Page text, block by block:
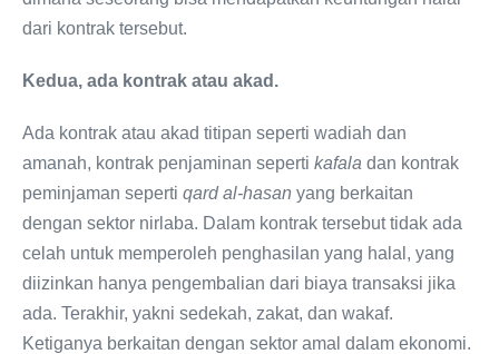
dari kontrak tersebut.
Kedua, ada kontrak atau akad.
Ada kontrak atau akad titipan seperti wadiah dan
amanah, kontrak penjaminan seperti kafala dan kontrak
peminjaman seperti qard al-hasan yang berkaitan
dengan sektor nirlaba. Dalam kontrak tersebut tidak ada
celah untuk memperoleh penghasilan yang halal, yang
diizinkan hanya pengembalian dari biaya transaksi jika
ada. Terakhir, yakni sedekah, zakat, dan wakaf.
Ketiganya berkaitan dengan sektor amal dalam ekonomi.